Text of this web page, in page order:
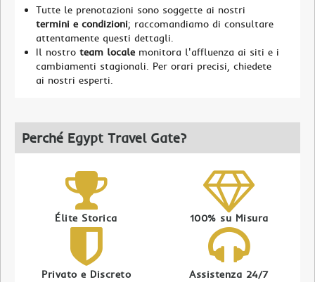
Tutte le prenotazioni sono soggette ai nostri
termini e condizioni; raccomandiamo di consultare
attentamente questi dettagli.
Il nostro team localemonitora l'affluenza ai siti e i
cambiamenti stagionali. Per orari precisi, chiedete
ai nostri esperti.
Perché Egypt Travel Gate?
Élite Storica 100% su Misura
Privato e Discreto Assistenza 24/7